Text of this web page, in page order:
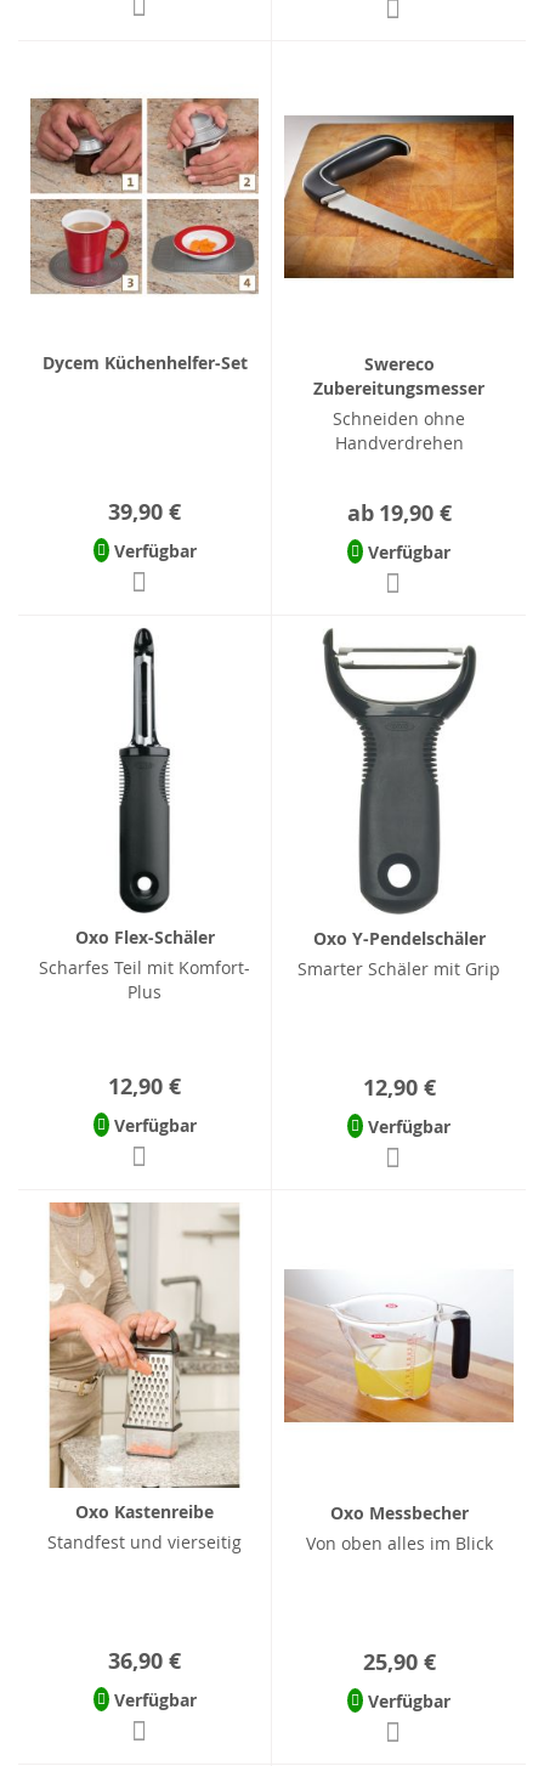
Dycem Küchenhelfer-Set
39,90 €
Verfügbar
Swereco
Zubereitungsmesser
Schneiden ohne
Handverdrehen
ab 19,90 €
Verfügbar
Oxo Flex-Schäler
Scharfes Teil mit Komfort-
Plus
12,90 €
Verfügbar
Oxo Y-Pendelschäler
Smarter Schäler mit Grip
12,90 €
Verfügbar
Oxo Kastenreibe
Standfest und vierseitig
36,90 €
Verfügbar
Oxo Messbecher
Von oben alles im Blick
25,90 €
Verfügbar